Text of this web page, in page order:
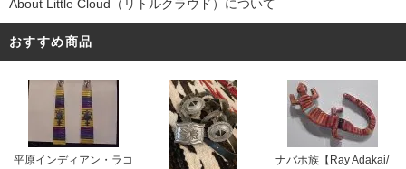
About Little Cloud（リトルクラウド）について
おすすめ商品
平原インディアン・ラコ
ナバホ族【Ray Adakai/